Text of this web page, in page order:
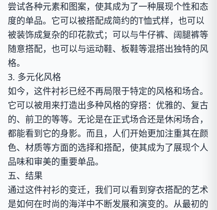
尝试各种元素和图案，使其成为了一种展现个性和态
度的单品。它可以被搭配成简约的T恤式样，也可以
被装饰成复杂的印花款式；可以与牛仔裤、阔腿裤等
随意搭配，也可以与运动鞋、板鞋等混搭出独特的风
格。
3. 多元化风格
如今，这件衬衫已经不再局限于特定的风格和场合。
它可以被用来打造出多种风格的穿搭：优雅的、复古
的、前卫的等等。无论是在正式场合还是休闲场合，
都能看到它的身影。而且，人们开始更加注重其在颜
色、材质等方面的选择和搭配，使其成为了展现个人
品味和审美的重要单品。
五、结果
通过这件衬衫的变迁，我们可以看到穿衣搭配的艺术
是如何在时尚的海洋中不断发展和演变的。从最初的